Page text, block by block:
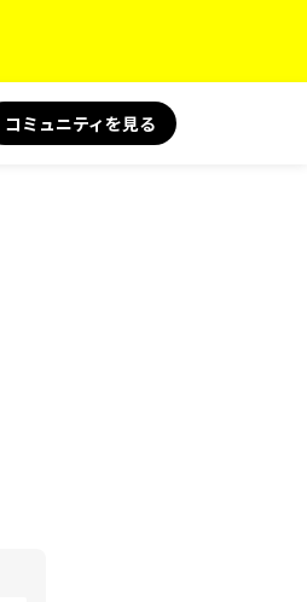
コミュニティを見る